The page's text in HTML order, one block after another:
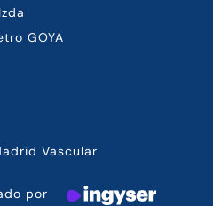
GOYA
Vascular
por